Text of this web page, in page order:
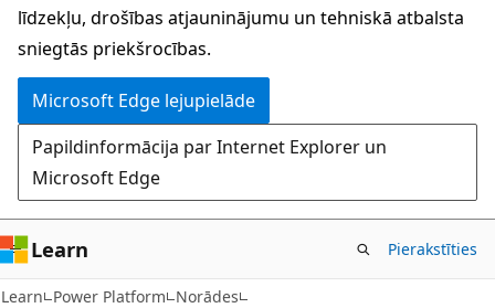
līdzekļu, drošības atjauninājumu un tehniskā atbalsta
sniegtās priekšrocības.
Microsoft Edge lejupielāde
Papildinformācija par Internet Explorer un
Microsoft Edge
Learn Pierakstīties
Learn Power Platform Norādes